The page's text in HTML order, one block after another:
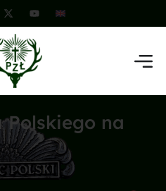
Polskiego na